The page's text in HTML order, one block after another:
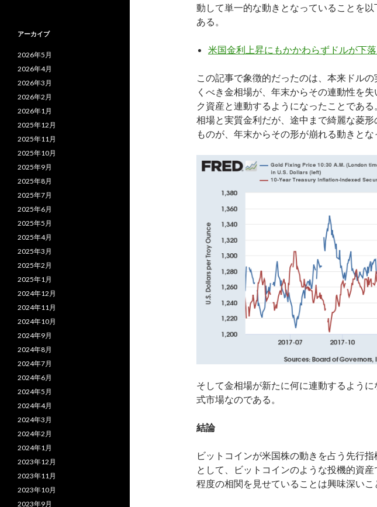
動して単一的な動きとなっていることを
ある。
米国金利上昇にもかかわらずドルが下
この記事で象徴的だったのは、本来ドル
くべき金相場が、年末からその連動性を
ク資産と連動するようになったことであ
相場と実質金利だが、途中まで綺麗な菱
ものが、年末からその形が崩れる動きとな
そして金相場が新たに何に連動するよう
式市場なのである。
結論
ビットコインが米国株の動きを占う先行
として、ビットコインのような投機的資
程度の相関を見せていることは興味深いこ
アーカイブ
2026年5月
2026年4月
2026年3月
2026年2月
2026年1月
2025年12月
2025年11月
2025年10月
2025年9月
2025年8月
2025年7月
2025年6月
2025年5月
2025年4月
2025年3月
2025年2月
2025年1月
2024年12月
2024年11月
2024年10月
2024年9月
2024年8月
2024年7月
2024年6月
2024年5月
2024年4月
2024年3月
2024年2月
2024年1月
2023年12月
2023年11月
2023年10月
2023年9月